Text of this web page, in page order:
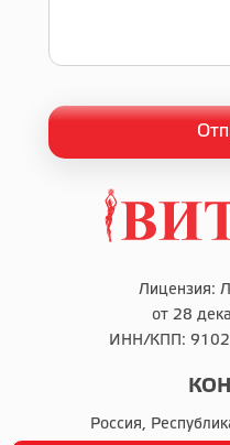
Лицензия:
от 28
ИНН/КПП:
Россия,